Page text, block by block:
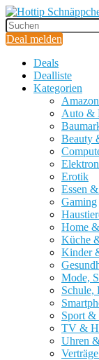
Deal melden
Deals
Dealliste
Kategorien
Auto &
Beauty
Erotik
Essen
Gaming
Home
Küche
Kinder
Mode,
Sport &
TV &
Uhren